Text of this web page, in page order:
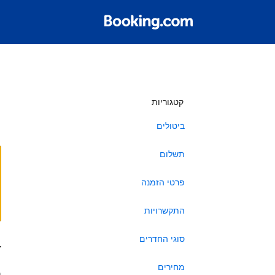
קטגוריות
ביטולים
תשלום
פרטי הזמנה
התקשרויות
סוגי החדרים
מחירים